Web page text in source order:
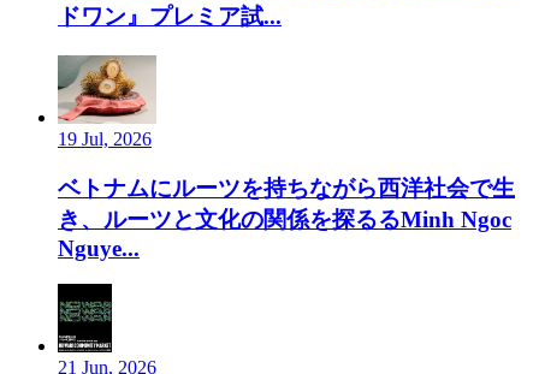
ドワン』プレミア試...
19 Jul, 2026
ベトナムにルーツを持ちながら西洋社会で生
き、ルーツと文化の関係を探るるMinh Ngoc
Nguye...
21 Jun, 2026